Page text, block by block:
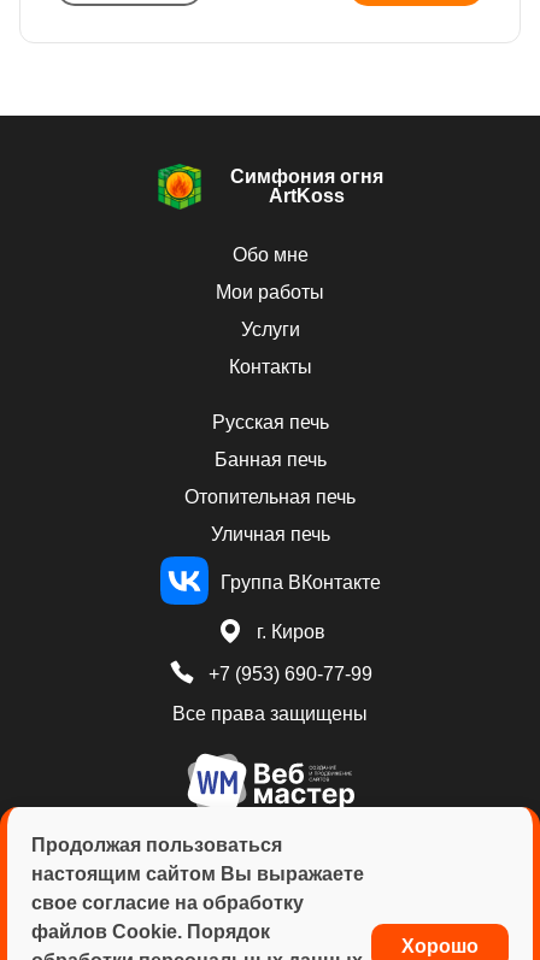
Симфония огня
ArtKoss
Обо мне
Мои работы
Услуги
Контакты
Русская печь
Банная печь
Отопительная печь
Уличная печь
Группа ВКонтакте
г. Киров
+7 (953) 690-77-99
Все права защищены
ИНН: 432901879831
Костин Сергей Михайлович
Продолжая пользоваться
настоящим сайтом Вы выражаете
свое согласие на обработку
файлов Cookie. Порядок
Хорошо